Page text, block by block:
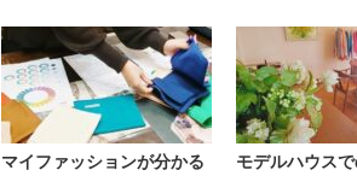
マイファッションが分かる
モデルハウス